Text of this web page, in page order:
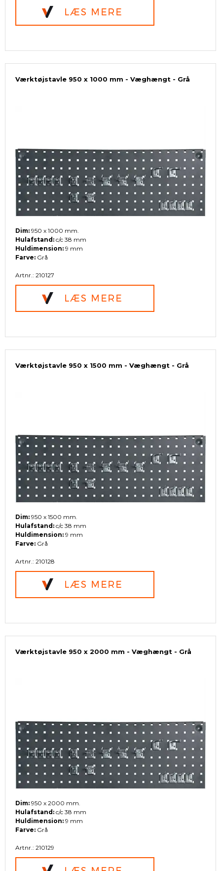
Værktøjstavle 950 x 1000 mm - Væghængt - Grå
Dim: 950 x 1000 mm.
Hulafstand: c/c 38 mm
Huldimension: 9 mm
Farve: Grå
Artnr.: 210127
Værktøjstavle 950 x 1500 mm - Væghængt - Grå
Dim: 950 x 1500 mm.
Hulafstand: c/c 38 mm
Huldimension: 9 mm
Farve: Grå
Artnr.: 210128
Værktøjstavle 950 x 2000 mm - Væghængt - Grå
Dim: 950 x 2000 mm.
Hulafstand: c/c 38 mm
Huldimension: 9 mm
Farve: Grå
Artnr.: 210129